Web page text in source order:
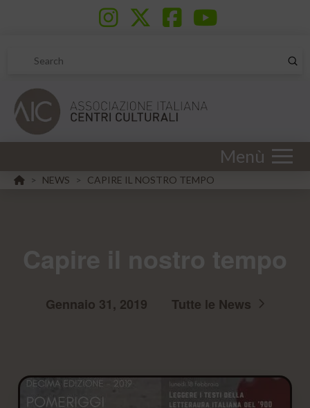
Search
Menù
HOME
> NEWS > CAPIRE IL NOSTRO TEMPO
Gennaio 31, 2019 Tutte le News